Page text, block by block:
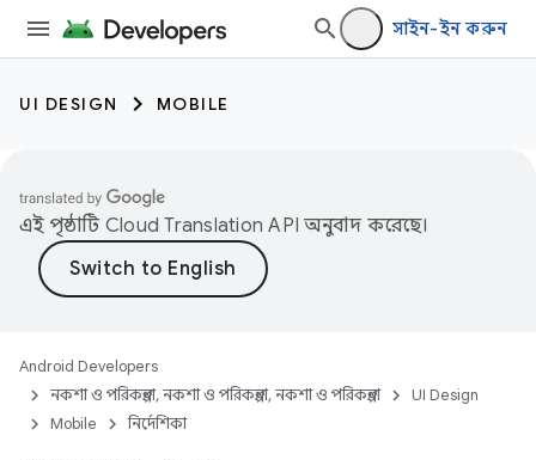
সাইন-ইন করুন
UI DESIGN MOBILE
এই পৃষ্ঠাটি Cloud Translation API অনুবাদ করেছে।
Android Developers
নকশা ও পরিকল্পনা, নকশা ও পরিকল্পনা, নকশা ও পরিকল্পনা
UI Design
Mobile
নির্দেশিকা